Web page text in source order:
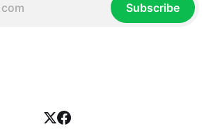
Subscribe